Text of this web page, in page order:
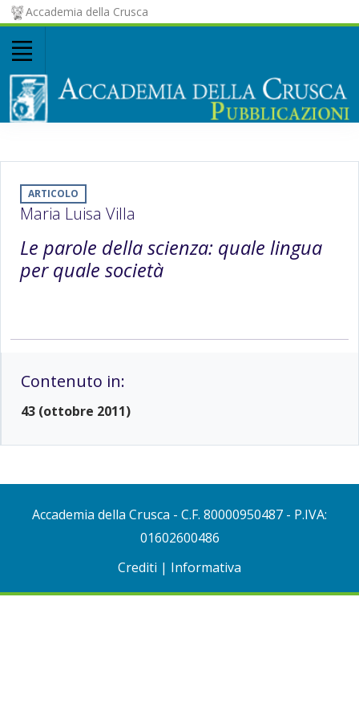
Accademia della Crusca
ARTICOLO
Maria Luisa Villa
Le parole della scienza: quale lingua
per quale società
Contenuto in:
43 (ottobre 2011)
Accademia della Crusca - C.F. 80000950487 - P.IVA:
01602600486
Crediti | Informativa